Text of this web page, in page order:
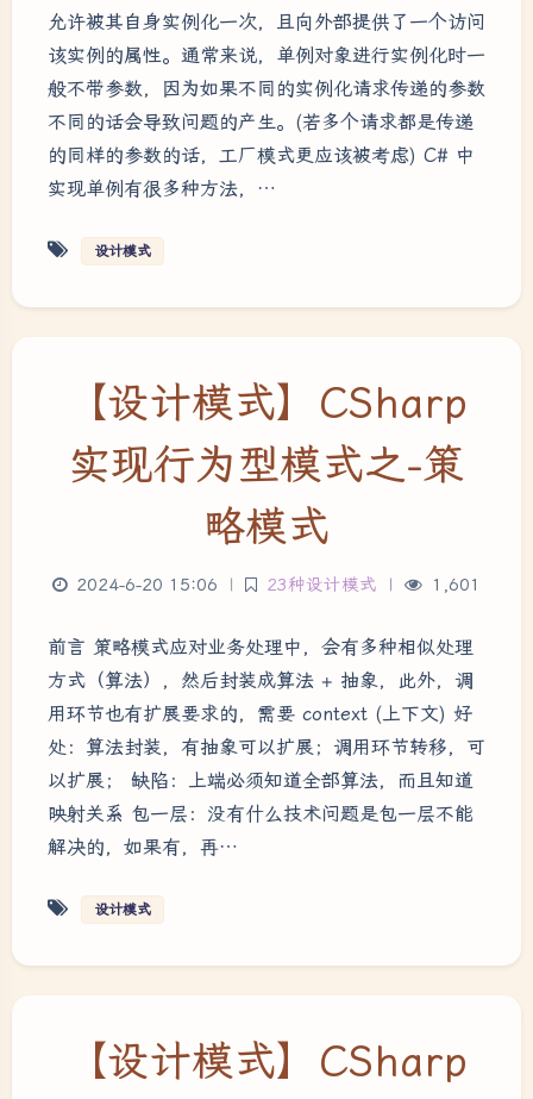
允许被其自身实例化一次，且向外部提供了一个访问
该实例的属性。通常来说，单例对象进行实例化时一
般不带参数，因为如果不同的实例化请求传递的参数
不同的话会导致问题的产生。(若多个请求都是传递
的同样的参数的话，工厂模式更应该被考虑) C# 中
实现单例有很多种方法，…
设计模式
【设计模式】CSharp
实现行为型模式之-策
略模式
2024-6-20 15:06 | 23种设计模式 | 1,601
前言 策略模式应对业务处理中，会有多种相似处理
方式（算法），然后封装成算法 + 抽象，此外，调
用环节也有扩展要求的，需要 context (上下文) 好
处：算法封装，有抽象可以扩展；调用环节转移，可
以扩展； 缺陷：上端必须知道全部算法，而且知道
映射关系 包一层：没有什么技术问题是包一层不能
解决的，如果有，再…
设计模式
【设计模式】CSharp